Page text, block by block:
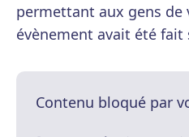
permettant aux gens de
évènement avait été
Contenu bloqué par